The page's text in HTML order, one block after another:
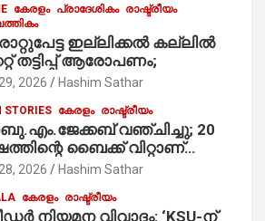
കേരളം പ്രാദേശികം രാഷ്ട്രീയം
ഇല്ലിക്കൽ കല്ലിൽ
തട്ടിപ്പ് ആരോപണം;
2026 Hashim Sathar
STORIES കേരളം രാഷ്ട്രീയം
വഞ്ചിച്ചു; 20
ബൈക്ക് വിറ്റാണ്
മത്സരിച്ചത്!
ഉണ്ടായിരുന്നത്;
2026 Hashim Sathar
കേരളം രാഷ്ട്രീയം
നിയമന വിവാദം: ‘KSU-ന്